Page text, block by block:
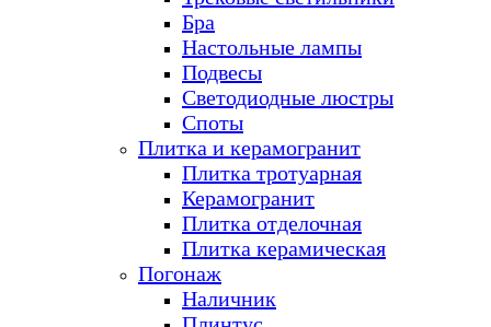
Бра
Настольные лампы
Подвесы
Светодиодные люстры
Споты
Плитка и керамогранит
Плитка тротуарная
Керамогранит
Плитка отделочная
Плитка керамическая
Погонаж
Наличник